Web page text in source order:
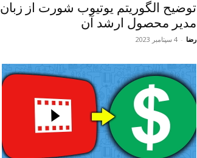
توضیح الگوریتم یوتیوب شورت از زبان
مدیر محصول ارشد آن
رضا - 4 سپتامبر 2023